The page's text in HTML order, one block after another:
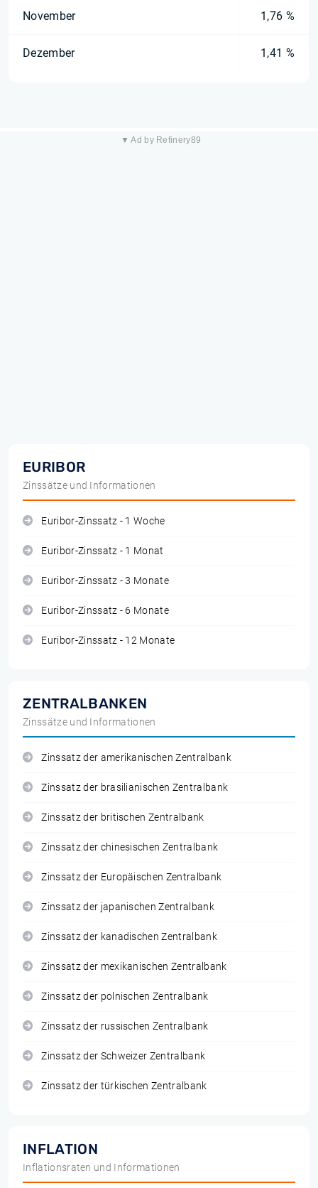
November 1,76 %
Dezember 1,41 %
▼ Ad by Refinery89
EURIBOR
Zinssätze und Informationen
Euribor-Zinssatz - 1 Woche
Euribor-Zinssatz - 1 Monat
Euribor-Zinssatz - 3 Monate
Euribor-Zinssatz - 6 Monate
Euribor-Zinssatz - 12 Monate
ZENTRALBANKEN
Zinssätze und Informationen
Zinssatz der amerikanischen Zentralbank
Zinssatz der brasilianischen Zentralbank
Zinssatz der britischen Zentralbank
Zinssatz der chinesischen Zentralbank
Zinssatz der Europäischen Zentralbank
Zinssatz der japanischen Zentralbank
Zinssatz der kanadischen Zentralbank
Zinssatz der mexikanischen Zentralbank
Zinssatz der polnischen Zentralbank
Zinssatz der russischen Zentralbank
Zinssatz der Schweizer Zentralbank
Zinssatz der türkischen Zentralbank
INFLATION
Inflationsraten und Informationen